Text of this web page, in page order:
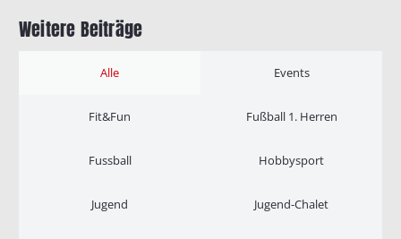
Weitere Beiträge
Alle Events
Fit&Fun Fußball 1. Herren
Fussball Hobbysport
Jugend Jugend-Chalet